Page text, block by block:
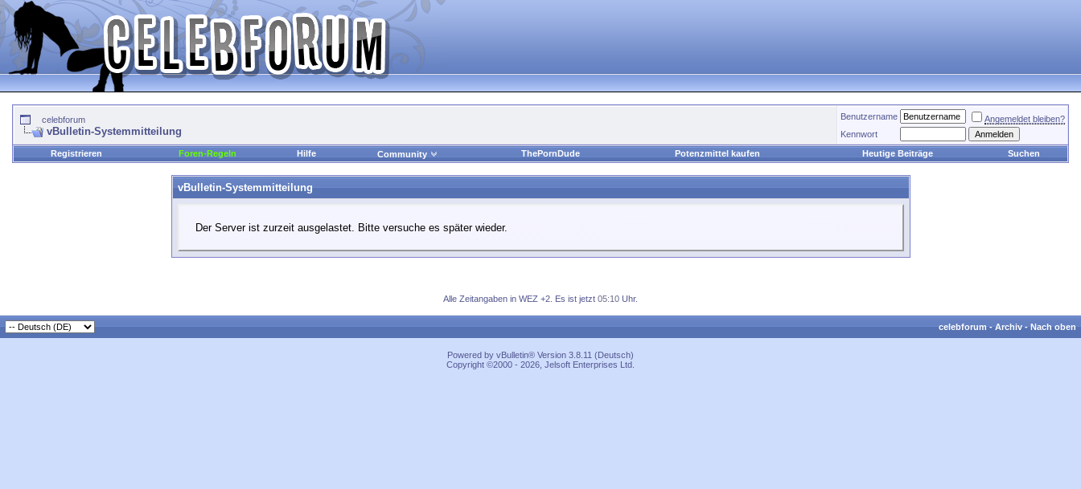
celebforum
vBulletin-Systemmitteilung
Benutzername
Angemeldet bleiben?
Kennwort
Registrieren
Foren-Regeln Hilfe Community ThePornDude Potenzmittel kaufen Heutige Beiträge Suchen
vBulletin-Systemmitteilung
Der Server ist zurzeit ausgelastet. Bitte versuche es später wieder.
Alle Zeitangaben in WEZ +2. Es ist jetzt 05:10 Uhr.
celebforum-Archiv-Nach oben
Powered by vBulletin® Version 3.8.11 (Deutsch)
Copyright ©2000 - 2026, Jelsoft Enterprises Ltd.